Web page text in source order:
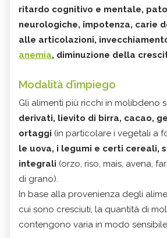
ritardo cognitivo e mentale,
neurologiche, impotenza, carie
alle articolazioni,
anemia, diminuzione della
Modalità d’impiego
Gli alimenti più ricchi in molibdeno
derivati, lievito di birra, cacao,
ortaggi (in particolare i vegetali a
le uova, i legumi e certi cereali,
integrali (orzo, riso, mais, avena,
di grano).
In base alla provenienza degli
cui sono cresciuti, la quantità di
contengono varia in modo